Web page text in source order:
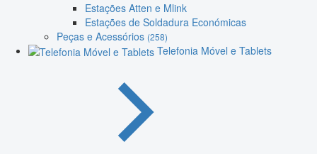
Estações Atten e Mlink
Estações de Soldadura Económicas
Peças e Acessórios (258)
Telefonia Móvel e Tablets